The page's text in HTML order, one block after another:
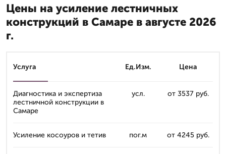
Цены на усиление лестничных
конструкций в Самаре в августе 2026
г.
Услуга Ед.Изм. Цена
Диагностика и экспертиза
лестничной конструкции в
Самаре
усл. от 3537 руб.
Усиление косоуров и тетив пог.м от 4245 руб.